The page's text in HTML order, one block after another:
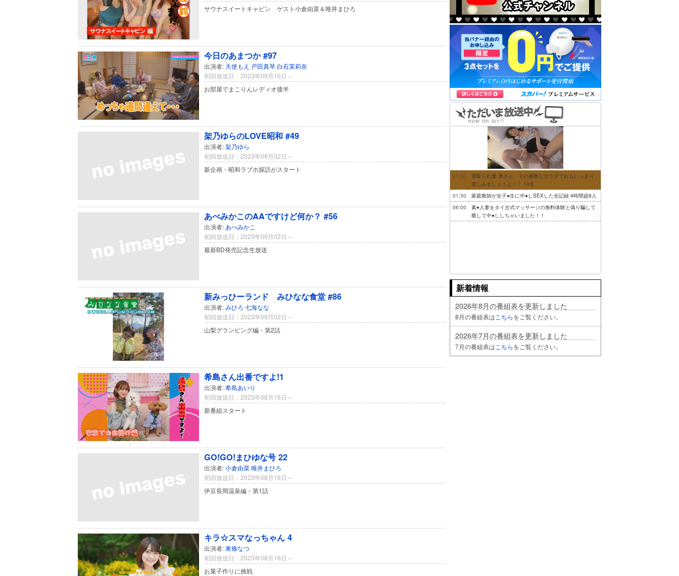
サウナスイートキャビン ゲスト小倉由菜＆唯井まひろ
今日のあまつか #97
出演者: 天使もえ 戸田真琴白石茉莉奈
初回放送日：2023年09月16日～
お部屋でまこりんレディオ後半
架乃ゆらのLOVE昭和 #49
出演者:架乃ゆら
初回放送日：2023年09月02日～
新企画・昭和ラブホ探訪がスタート
あべみかこのAAですけど何か？ #56
出演者: あべみかこ
初回放送日：2023年09月02日～
最新BD発売記念生放送
新みっひーランド みひなな食堂 #86
出演者:みひろ 七海なな
初回放送日：2023年09月02日～
山梨グランピング編・第2話
希島さん出番ですよ!1
出演者:希島あいり
初回放送日：2023年08月16日～
新番組スタート
GO!GO!まひゆな号 22
出演者:小倉由菜唯井まひろ
初回放送日：2023年08月16日～
伊豆長岡温泉編・第1話
キラ☆スマなっちゃん 4
出演者:東條なつ
初回放送日：2023年08月16日～
お菓子作りに挑戦
21:30
寝取られ妻 奥さん、その素敵なカラダでおもいっきり
楽しみましょうよ！！ 14名
01:30
家庭教師が女子●生に中●しSEXした全記録 4時間超8人
06:00
素●人妻をタイ古式マッサージの無料体験と偽り騙して
癒して中●ししちゃいました！！
新着情報
2026年8月の番組表を更新しました
8月の番組表は こちらをご覧ください。
2026年7月の番組表を更新しました
7月の番組表は こちらをご覧ください。